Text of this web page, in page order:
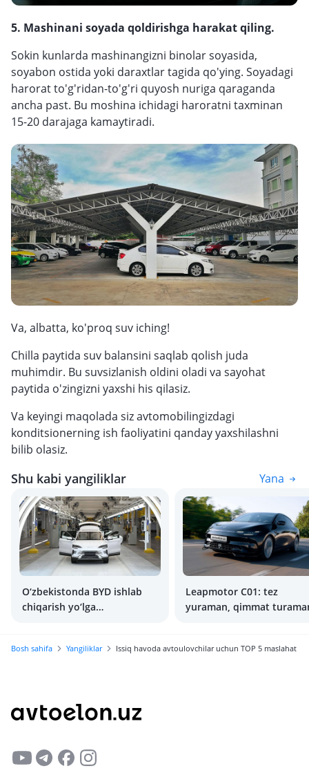
5. Mashinani soyada qoldirishga harakat qiling.
Sokin kunlarda mashinangizni binolar soyasida,
soyabon ostida yoki daraxtlar tagida qo'ying. Soyadagi
harorat to'g'ridan-to'g'ri quyosh nuriga qaraganda
ancha past. Bu moshina ichidagi haroratni taxminan
15-20 darajaga kamaytiradi.
Va, albatta, ko'proq suv iching!
Chilla paytida suv balansini saqlab qolish juda
muhimdir. Bu suvsizlanish oldini oladi va sayohat
paytida o'zingizni yaxshi his qilasiz.
Va keyingi maqolada siz avtomobilingizdagi
konditsionerning ish faoliyatini qanday yaxshilashni
bilib olasiz.
Shu kabi yangiliklar Yana
O‘zbekistonda BYD ishlab
chiqarish yo‘lga
Leapmotor C01: tez
yuraman, qimmat
Bosh sahifa Yangiliklar Issiq havoda avtoulovchilar uchun TOP 5 maslahat